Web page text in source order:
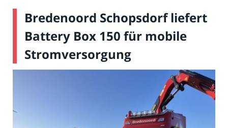
Bredenoord Schopsdorf liefert
Battery Box 150 für mobile
Stromversorgung